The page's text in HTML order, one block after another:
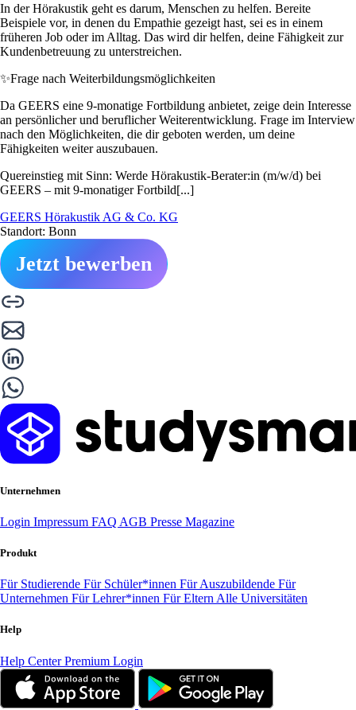
In der Hörakustik geht es darum, Menschen zu helfen. Bereite
Beispiele vor, in denen du Empathie gezeigt hast, sei es in einem
früheren Job oder im Alltag. Das wird dir helfen, deine Fähigkeit zur
Kundenbetreuung zu unterstreichen.
✨Frage nach Weiterbildungsmöglichkeiten
Da GEERS eine 9-monatige Fortbildung anbietet, zeige dein Interesse
an persönlicher und beruflicher Weiterentwicklung. Frage im Interview
nach den Möglichkeiten, die dir geboten werden, um deine
Fähigkeiten weiter auszubauen.
Quereinstieg mit Sinn: Werde Hörakustik-Berater:in (m/w/d) bei
GEERS – mit 9-monatiger Fortbild[...]
GEERS Hörakustik AG & Co. KG
Standort: Bonn
Jetzt bewerben
Unternehmen
Login Impressum FAQ AGB Presse Magazine
Produkt
Für Studierende Für Schüler*innen Für Auszubildende Für
Unternehmen Für Lehrer*innen Für Eltern Alle Universitäten
Help
Help CenterPremium Login